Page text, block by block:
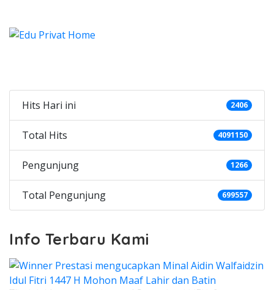
Hits Hari ini 2406
Total Hits 4091150
Pengunjung 1266
Total Pengunjung 699557
Info Terbaru Kami